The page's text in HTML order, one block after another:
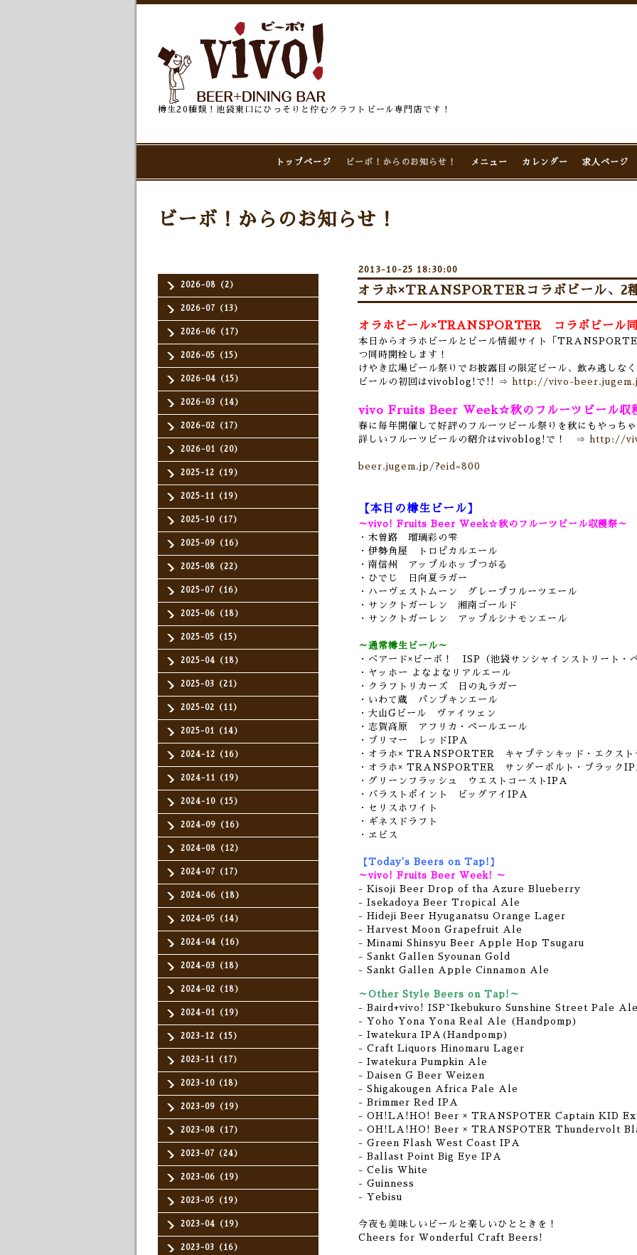
樽生20種類！池袋東口にひっそりと佇むクラフトビール専門店です！
トップページ ビーボ！からのお知らせ！ メニュー カレンダー 求人ページ
2026-08（2）
2026-07（13）
2026-06（17）
2026-05（15）
2026-04（15）
2026-03（14）
2026-02（17）
2026-01（20）
2025-12（19）
2025-11（19）
2025-10（17）
2025-09（16）
2025-08（22）
2025-07（16）
2025-06（18）
2025-05（15）
2025-04（18）
2025-03（21）
2025-02（11）
2025-01（14）
2024-12（16）
2024-11（19）
2024-10（15）
2024-09（16）
2024-08（12）
2024-07（17）
2024-06（18）
2024-05（14）
2024-04（16）
2024-03（18）
2024-02（18）
2024-01（19）
2023-12（15）
2023-11（17）
2023-10（18）
2023-09（19）
2023-08（17）
2023-07（24）
2023-06（19）
2023-05（19）
2023-04（19）
2023-03（16）
ビーボ！からのお知らせ！
2013-10-25 18:30:00
オラホ×TRANSPORTERコラボビール、2
オラホビール×TRANSPORTER コラボビール
本日からオラホビールとビール情報サイト「
つ同時開栓します！
けやき広場ビール祭りでお披露目の限定ビール、飲み逃しな
ビールの初回はvivoblog!で!! ⇒
http://vivo-
vivo Fruits Beer Week☆秋のフルーツビール収
春に毎年開催して好評のフルーツビール祭りを秋にもやっち
詳しいフルーツビールの紹介はvivoblog!で！ ⇒
http://
beer.jugem.jp/?eid=800
【本日の樽生ビール】
～vivo! Fruits Beer Week☆秋のフルーツビール収穫祭～
・木曽路 瑠璃彩の雫
・伊勢角屋 トロピカルエール
・南信州 アップルホップつがる
・ひでじ 日向夏ラガー
・ハーヴェストムーン グレープフルーツエール
・サンクトガーレン 湘南ゴールド
・サンクトガーレン アップルシナモンエール
～通常樽生ビール～
・ベアード×ビーボ！ ISP（池袋サンシャインストリート・
・ヤッホー よなよなリアルエール
・クラフトリカーズ 日の丸ラガー
・いわて蔵 パンプキンエール
・大山Gビール ヴァイツェン
・志賀高原 アフリカ・ペールエール
・ブリマー レッドIPA
・オラホ× TRANSPORTER キャプテンキッド・エクスト
・オラホ× TRANSPORTER サンダーボルト・ブラック
・グリーンフラッシュ ウエストコーストIPA
・バラストポイント ビッグアイIPA
・セリスホワイト
・ギネスドラフト
・ヱビス
【Today's Beers on Tap!】
～vivo! Fruits Beer Week! ～
- Kisoji Beer Drop of tha Azure Blueberry
- Isekadoya Beer Tropical Ale
- Hideji Beer Hyuganatsu Orange Lager
- Harvest Moon Grapefruit Ale
- Minami Shinsyu Beer Apple Hop Tsugaru
- Sankt Gallen Syounan Gold
- Sankt Gallen Apple Cinnamon Ale
～Other Style Beers on Tap!～
- Baird+vivo! ISP~Ikebukuro Sunshine Street Pale
- Yoho Yona Yona Real Ale (Handpomp)
- Iwatekura IPA(Handpomp)
- Craft Liquors Hinomaru Lager
- Iwatekura Pumpkin Ale
- Daisen G Beer Weizen
- Shigakougen Africa Pale Ale
- Brimmer Red IPA
- OH!LA!HO! Beer × TRANSPOTER Captain KID
- OH!LA!HO! Beer × TRANSPOTER Thundervolt
- Green Flash West Coast IPA
- Ballast Point Big Eye IPA
- Celis White
- Guinness
- Yebisu
今夜も美味しいビールと楽しいひとときを！
Cheers for Wonderful Craft Beers!